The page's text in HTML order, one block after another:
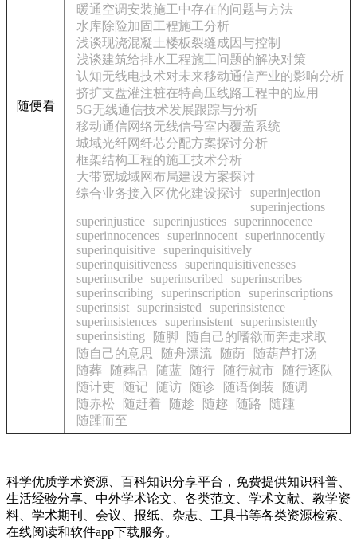
随便看
暖通空调安装施工中存在的问题与方法
水库除险加固工程施工分析
浅谈现浇混凝土楼板裂缝成因与控制
浅谈建筑给排水工程施工问题的解决对策
认知无线电技术对未来移动通信产业的影响分析
挤扩支盘灌注桩在特高压线路工程中的应用
5G无线通信技术发展跟踪与分析
移动通信网络无线信号室内覆盖系统
城域光纤网纤芯分配方案探讨分析
框架结构工程的施工技术分析
大带宽城域网布局建设方案探讨
综合业务接入区优化建设探讨
superinjection
superinjections
superinjustice superinjustices superinnocence
superinnocences superinnocent superinnocently
superinquisitive superinquisitively
superinquisitiveness superinquisitivenesses
superinscribe superinscribed
superinscribes
superinscribing
superinscription
superinscriptions
superinsist superinsisted
superinsistence
superinsistences superinsistent superinsistently
superinsisting
随脚
随自己的嗜欲而奔走求取
随自己的意思
随舟漂流 随荫
随葫芦打汤
随葬
随葬品 随蓝 随行 随行就市
随行逐队
随计吏
随记 随访 随诊 随语倒装
随调
随赤松
随赶着 随趁 随趂 随路
随踵
随踵而至
科学优质学术资源、百科知识分享平台，免费提供知识科普、
生活经验分享、中外学术论文、各类范文、学术文献、教学资
料、学术期刊、会议、报纸、杂志、工具书等各类资源检索、
在线阅读和软件app下载服务。